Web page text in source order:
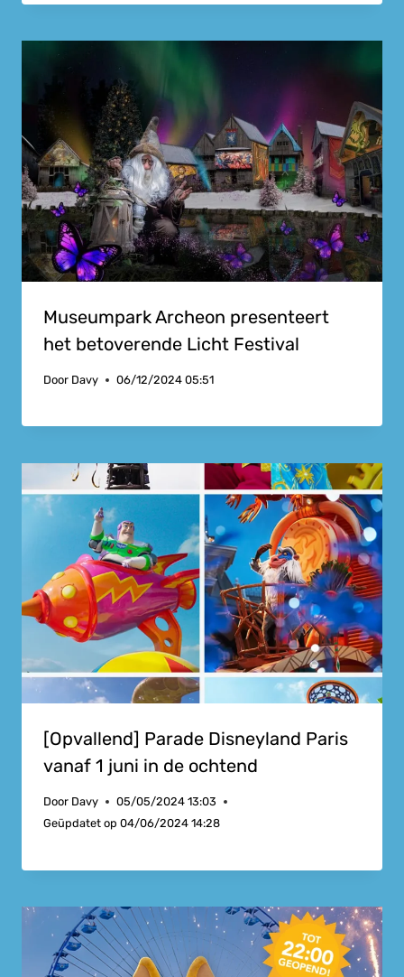
Museumpark Archeon presenteert
het betoverende Licht Festival
Door Davy 06/12/2024 05:51
[Opvallend] Parade Disneyland Paris
vanaf 1 juni in de ochtend
Door Davy
05/05/2024 13:03
Geüpdatet op 04/06/2024 14:28